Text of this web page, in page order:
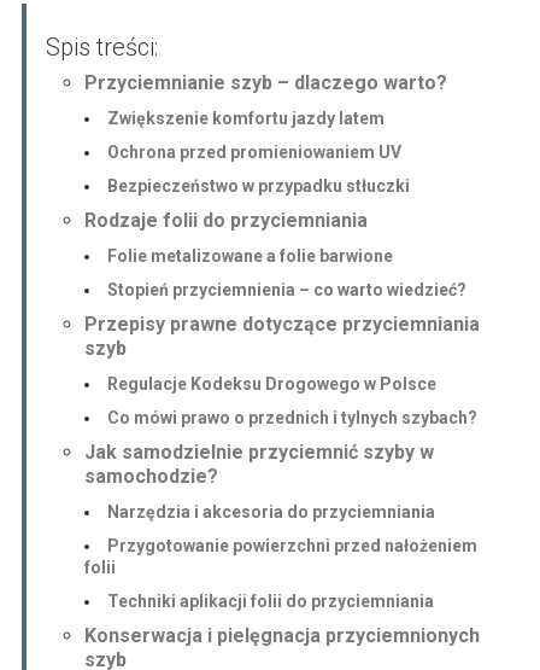
Spis treści:
Przyciemnianie szyb – dlaczego warto?
Zwiększenie komfortu jazdy latem
Ochrona przed promieniowaniem UV
Bezpieczeństwo w przypadku stłuczki
Rodzaje folii do przyciemniania
Folie metalizowane a folie barwione
Stopień przyciemnienia – co warto wiedzieć?
Przepisy prawne dotyczące przyciemniania
szyb
Regulacje Kodeksu Drogowego w Polsce
Co mówi prawo o przednich i tylnych szybach?
Jak samodzielnie przyciemnić szyby w
samochodzie?
Narzędzia i akcesoria do przyciemniania
Przygotowanie powierzchni przed nałożeniem
folii
Techniki aplikacji folii do przyciemniania
Konserwacja i pielęgnacja przyciemnionych
szyb